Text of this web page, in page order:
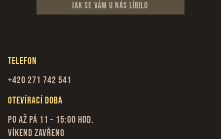
Jak se vám u nás líbilo
Telefon
+420 271 742 541
Otevírací doba
Po až Pá 11 – 15:00 hod.
Víkend zavřeno